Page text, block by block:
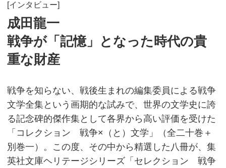
[インタビュー]
成田龍一
戦争が「記憶」となった時代の貴
重な財産
戦争を知らない、戦後生まれの編集委員による戦争
文学全集という画期的な試みで、世界の文学史に誇
る記念碑的傑作集として各界から高い評価を受けた
「コレクション 戦争×（と）文学」（全二十巻＋
別巻一）。この度、その中から精選した八冊が、集
英社文庫ヘリテージシリーズ「セレクション 戦争